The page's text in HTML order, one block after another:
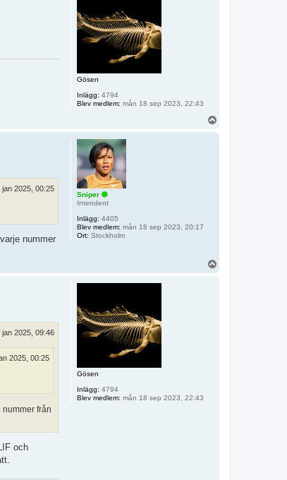
Gösen
Inlägg: 4794
Blev medlem: mån 18 sep 2023, 22:43
Sniper
Intendent
Inlägg: 4405
Blev medlem: mån 18 sep 2023, 20:17
Ort: Stockholm
jan 2025, 00:25
nummer
Gösen
Inlägg: 4794
Blev medlem: mån 18 sep 2023, 22:43
jan 2025, 09:46
2025, 00:25
från
och